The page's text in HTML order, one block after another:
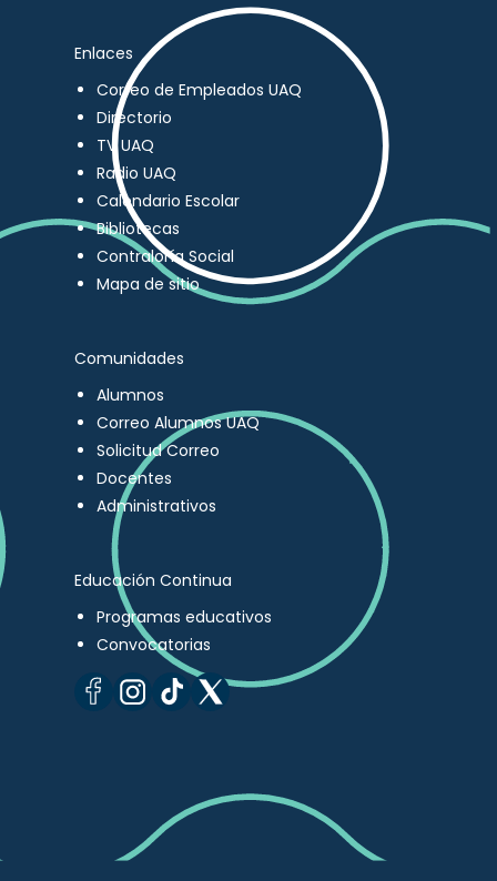
Enlaces
Correo de Empleados UAQ
Directorio
TV UAQ
Radio UAQ
Calendario Escolar
Bibliotecas
Contraloría Social
Mapa de sitio
Comunidades
Alumnos
Correo Alumnos UAQ
Solicitud Correo
Docentes
Administrativos
Educación Continua
Programas educativos
Convocatorias